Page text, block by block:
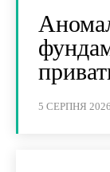
5 СЕРПНЯ 2026